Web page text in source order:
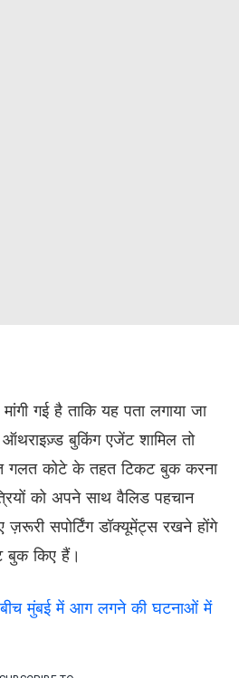
गई है ताकि यह पता लगाया जा
बुकिंग एजेंट शामिल तो
गलत कोटे के तहत टिकट बुक करना
को अपने साथ वैलिड पहचान
सपोर्टिंग डॉक्यूमेंट्स रखने होंगे
बुक किए हैं।
बीच मुंबई में आग लगने की घटनाओं में